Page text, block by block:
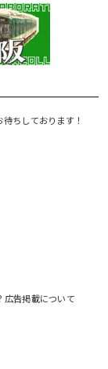
ちしております！
広告掲載について